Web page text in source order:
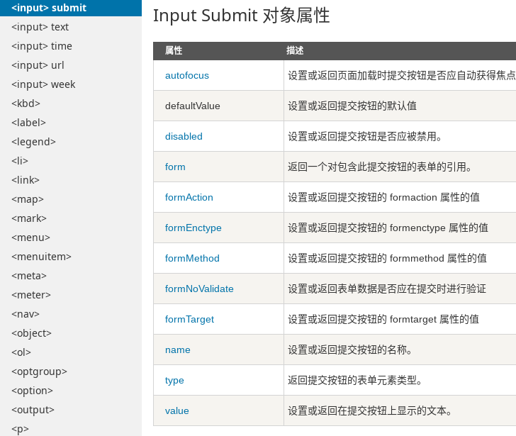
<input> submit
<input> text
<input> time
<input> url
<input> week
<kbd>
<label>
<legend>
<li>
<link>
<map>
<mark>
<menu>
<menuitem>
<meta>
<meter>
<nav>
<object>
<ol>
<optgroup>
<option>
<output>
<p>
Input Submit 对象属性
属性 描述
autofocus 设置或返回页面加载时提交按钮是否应自动获得焦点
defaultValue 设置或返回提交按钮的默认值
disabled 设置或返回提交按钮是否应被禁用。
form 返回一个对包含此提交按钮的表单的引用。
formAction 设置或返回提交按钮的 formaction 属性的值
formEnctype 设置或返回提交按钮的 formenctype 属性的值
formMethod 设置或返回提交按钮的 formmethod 属性的值
formNoValidate 设置或返回表单数据是否应在提交时进行验证
formTarget 设置或返回提交按钮的 formtarget 属性的值
name 设置或返回提交按钮的名称。
type 返回提交按钮的表单元素类型。
value 设置或返回在提交按钮上显示的文本。